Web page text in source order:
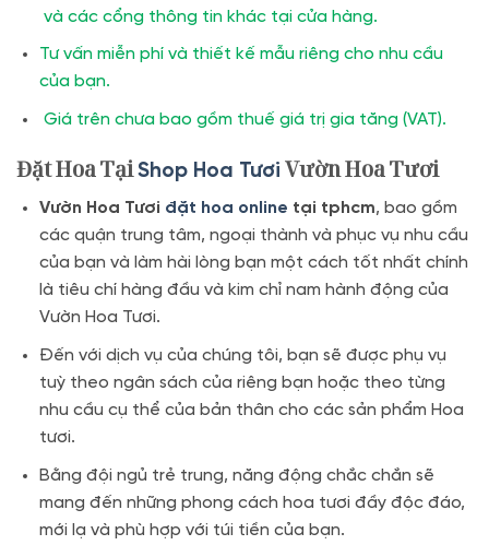
và các cổng thông tin khác tại cửa hàng.
Tư vấn miễn phí và thiết kế mẫu riêng cho nhu cầu
của bạn.
Giá trên chưa bao gồm thuế giá trị gia tăng (VAT).
Đặt Hoa TạiShop Hoa Tươi Vườn Hoa Tươi
Vườn Hoa Tươi đặt hoa online tại tphcm, bao gồm
các quận trung tâm, ngoại thành và phục vụ nhu cầu
của bạn và làm hài lòng bạn một cách tốt nhất chính
là tiêu chí hàng đầu và kim chỉ nam hành động của
Vườn Hoa Tươi.
Đến với dịch vụ của chúng tôi, bạn sẽ được phụ vụ
tuỳ theo ngân sách của riêng bạn hoặc theo từng
nhu cầu cụ thể của bản thân cho các sản phẩm Hoa
tươi.
Bằng đội ngủ trẻ trung, năng động chắc chắn sẽ
mang đến những phong cách hoa tươi đầy độc đáo,
mới lạ và phù hợp với túi tiền của bạn.